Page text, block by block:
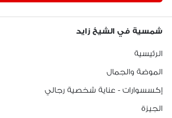
شمسية في الشيخ زايد
الرئيسية
الموضة والجمال
إكسسوارات - عناية شخصية رجالي
الجيزة